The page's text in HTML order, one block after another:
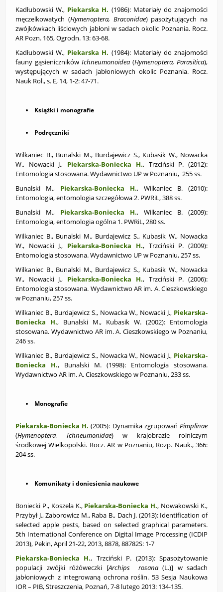
Kadłubowski W., Piekarska H. (1986): Materiały do znajomości
męczelkowatych (Hymenoptera, Braconidae) pasożytujących na
zwójkówkach liściowych jabłoni w sadach okolic Poznania. Rocz.
AR Pozn. 165, Ogrodn. 13: 63-68.
Kadłubowski W., Piekarska H. (1984): Materiały do znajomości
fauny gąsieniczników Ichneumonoidea (Hymenoptera, Parasitica),
występujących w sadach jabłoniowych okolic Poznania. Rocz.
Nauk Rol., s. E, 14, 1-2: 47-71.
Książki i monografie
Podręczniki
Wilkaniec B., Bunalski M., Burdajewicz S., Kubasik W., Nowacka
W., Nowacki J., Piekarska-Boniecka H., Trzciński P. (2012):
Entomologia stosowana. Wydawnictwo UP w Poznaniu, 255 ss.
Bunalski M.,
Piekarska-Boniecka H., Wilkaniec B. (2010):
Entomologia, entomologia szczegółowa 2. PWRiL, 388 ss.
Bunalski M.,
Piekarska-Boniecka H., Wilkaniec B. (2009):
Entomologia, entomologia ogólna 1. PWRiL, 280 ss.
Wilkaniec B., Bunalski M., Burdajewicz S., Kubasik W., Nowacka
W., Nowacki J., Piekarska-Boniecka H., Trzciński P. (2009):
Entomologia stosowana. Wydawnictwo UP w Poznaniu, 257 ss.
Wilkaniec B., Bunalski M., Burdajewicz S., Kubasik W., Nowacka
W., Nowacki J., Piekarska-Boniecka H., Trzciński P. (2006):
Entomologia stosowana. Wydawnictwo AR im. A. Cieszkowskiego
w Poznaniu, 257 ss.
Wilkaniec B., Burdajewicz S., Nowacka W., Nowacki J., Piekarska-
Boniecka H., Bunalski M., Kubasik W. (2002): Entomologia
stosowana. Wydawnictwo AR im. A. Cieszkowskiego w Poznaniu,
246 ss.
Wilkaniec B., Burdajewicz S., Nowacka W., Nowacki J., Piekarska-
Boniecka H., Bunalski M. (1998):
Entomologia stosowana.
Wydawnictwo AR im. A. Cieszkowskiego w Poznaniu, 233 ss.
Monografie
Piekarska-Boniecka H. (2005): Dynamika zgrupowańPimplinae
(Hymenoptera, Ichneumonidae) w krajobrazie rolniczym
środkowej Wielkopolski. Rocz. AR w Poznaniu, Rozp. Nauk., 366:
204 ss.
Komunikaty i doniesienia naukowe
Boniecki P., Koszela K., Piekarska-Boniecka H., Nowakowski K.,
Przybył J., Zaborowicz M., Raba B., Dach J. (2013): Identification of
selected apple pests, based on selected graphical parameters.
5th International Conference on Digital Image Processing (ICDIP
2013), Pekin, April 21-22, 2013, 8878, 88782S: 1-7
Piekarska-Boniecka H., Trzciński P. (2013): Spasożytowanie
populacji zwójki różóweczki [Archips rosana (L.)] w sadach
jabłoniowych z integrowaną ochrona roślin. 53 Sesja Naukowa
IOR – PIB, Streszczenia, Poznań, 7-8 lutego 2013: 134-135.